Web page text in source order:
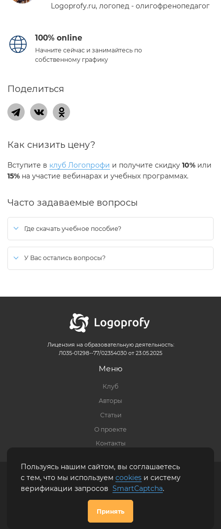
Logoprofy.ru, логопед - олигофренопедагог
100% online
Начните сейчас и занимайтесь по
собственному графику
Поделиться
Как снизить цену?
Вступите в клуб Логопрофи и получите скидку 10% или
15% на участие вебинарах и учебных программах.
Часто задаваемые вопросы
Где скачать учебное пособие?
У Вас остались вопросы?
Лицензия на образовательную деятельность:
Л035-01298--77/02354030 от 23.05.2025
Меню
Клуб
Авторы
Статьи
О проекте
Контакты
Правовая информация |Политика обработки персональных данных
сайта
+7 (916) 623-27-13
Пользуясь нашим сайтом, вы соглашаетесь
с тем, что мы используем cookies и систему
верификации запросов SmartCaptcha.
Принять